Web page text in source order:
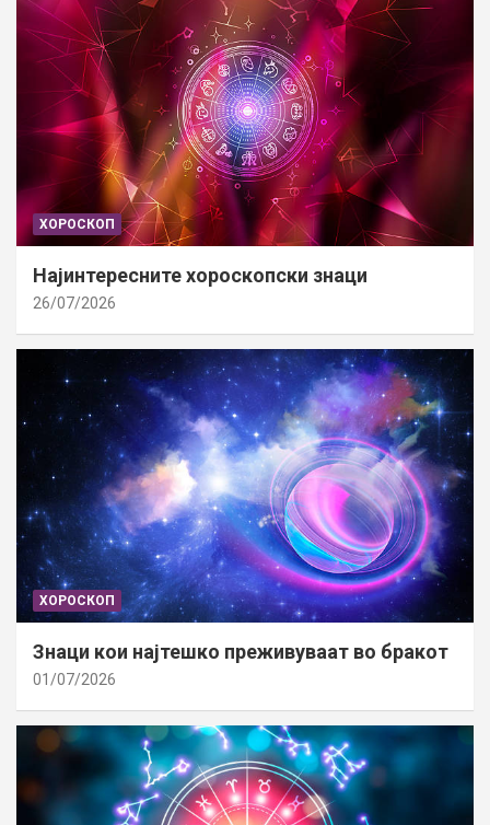
ХОРОСКОП
Најинтересните хороскопски знаци
26/07/2026
ХОРОСКОП
Знаци кои најтешко преживуваат во бракот
01/07/2026